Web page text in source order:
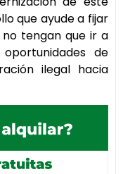
que ayude a fijar
tengan que ir a
de
ilegal hacia